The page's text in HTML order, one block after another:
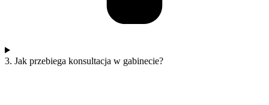
3. Jak przebiega konsultacja w gabinecie?